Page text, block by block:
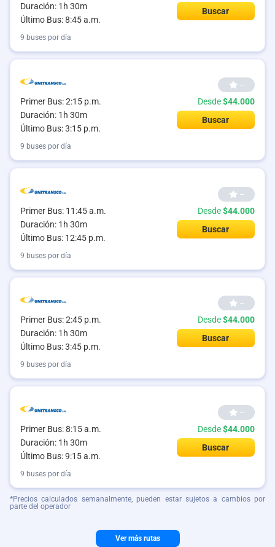
Duración: 1h 30m
Último Bus: 8:45 a.m.
Buscar
9 buses por día
Primer Bus: 2:15 p.m.
Duración: 1h 30m
Último Bus: 3:15 p.m.
--
Desde$44.000
Buscar
9 buses por día
Primer Bus: 11:45 a.m.
Duración: 1h 30m
Último Bus: 12:45 p.m.
--
Desde$44.000
Buscar
9 buses por día
Primer Bus: 2:45 p.m.
Duración: 1h 30m
Último Bus: 3:45 p.m.
--
Desde$44.000
Buscar
9 buses por día
Primer Bus: 8:15 a.m.
Duración: 1h 30m
Último Bus: 9:15 a.m.
--
Desde$44.000
Buscar
9 buses por día
*Precios calculados semanalmente, pueden estar sujetos a cambios por
parte del operador
Ver más rutas